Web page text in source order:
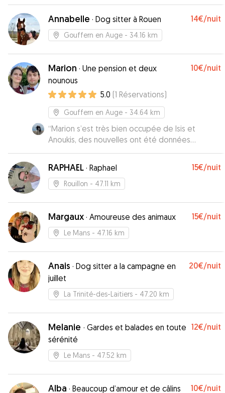
Annabelle · Dog sitter à Rouen 14€/nuit
Gouffern en Auge - 34.16 km
Marion · Une pension et deux
nounous
10€/nuit
5.0 (1 Réservations)
Gouffern en Auge - 34.64 km
“Marion s’est très bien occupée de Isis et
Anoukis, des nouvelles ont été données
régulièrement, je recommande !”
RAPHAEL · Raphael 15€/nuit
Rouillon - 47.11 km
Margaux · Amoureuse des animaux 15€/nuit
Le Mans - 47.16 km
Anais · Dog sitter a la campagne en
juillet
20€/nuit
La Trinité-des-Laitiers - 47.20 km
Melanie · Gardes et balades en toute
sérénité
12€/nuit
Le Mans - 47.52 km
Alba · Beaucoup d’amour et de câlins 10€/nuit